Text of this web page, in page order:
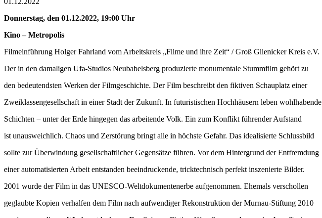
Donnerstag, den 01.12.2022, 19:00 Uhr
Kino – Metropolis
Filmeinführung Holger Fahrland vom Arbeitskreis „Filme und ihre Zeit“ / Groß Glienicker Kreis e.V.
Der in den damaligen Ufa-Studios Neubabelsberg produzierte monumentale Stummfilm gehört zu
den bedeutendsten Werken der Filmgeschichte. Der Film beschreibt den fiktiven Schauplatz einer
Zweiklassengesellschaft in einer Stadt der Zukunft. In futuristischen Hochhäusern leben wohlhabende
Schichten – unter der Erde hingegen das arbeitende Volk. Ein zum Konflikt führender Aufstand
ist unausweichlich. Chaos und Zerstörung bringt alle in höchste Gefahr. Das idealisierte Schlussbild
sollte zur Überwindung gesellschaftlicher Gegensätze führen. Vor dem Hintergrund der Entfremdung
einer automatisierten Arbeit entstanden beeindruckende, tricktechnisch perfekt inszenierte Bilder.
2001 wurde der Film in das UNESCO-Weltdokumentenerbe aufgenommen. Ehemals verschollen
geglaubte Kopien verhalfen dem Film nach aufwendiger Rekonstruktion der Murnau-Stiftung 2010